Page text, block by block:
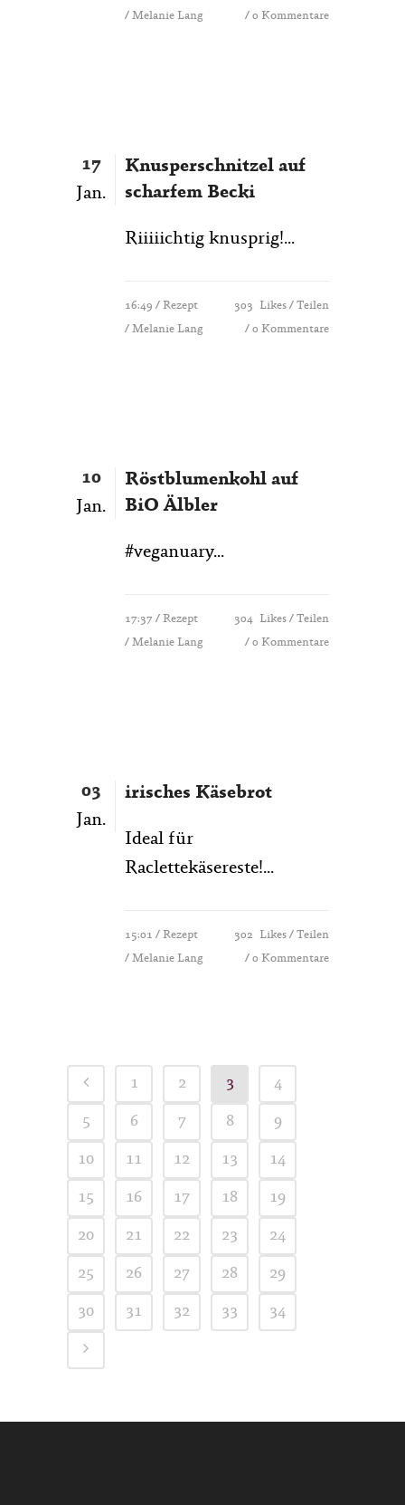
/ Melanie Lang 0 Kommentare
17
Jan.
Knusperschnitzel auf
scharfem Becki
Riiiiichtig knusprig!...
16:49 / Rezept
/ Melanie Lang
303 Likes
Teilen
0 Kommentare
10
Jan.
Röstblumenkohl auf
BiO Älbler
#veganuary...
17:37 / Rezept
/ Melanie Lang
304 Likes
Teilen
0 Kommentare
03
Jan.
irisches Käsebrot
Ideal für
Raclettekäsereste!...
15:01 / Rezept
/ Melanie Lang
302 Likes
Teilen
0 Kommentare
1 2 3 4
5 6 7 8 9
10 11 12 13 14
15 16 17 18 19
20 21 22 23 24
25 26 27 28 29
30 31 32 33 34